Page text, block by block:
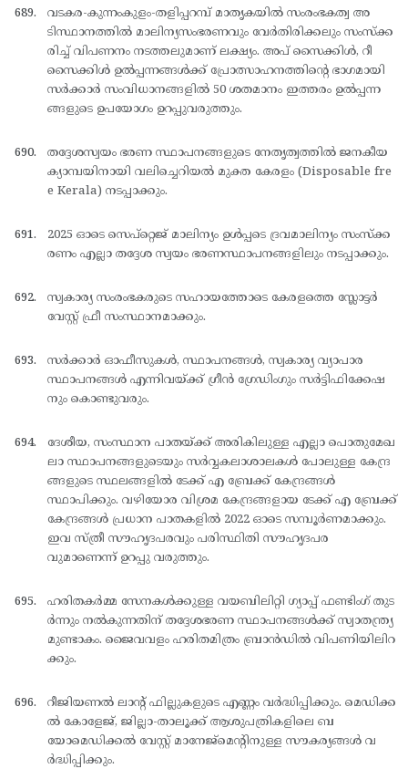
വടകര-കുന്നംകുളം-തളിപ്പറമ്പ് മാതൃകയില്‍ സംരംഭകത്വ അ
ടിസ്ഥാനത്തില്‍ മാലിന്യസംഭരണവും വേര്‍തിരിക്കലും സംസ്ക്ക
രിച്ച് വിപണനം നടത്തലുമാണ് ലക്ഷ്യം. അപ് സൈക്കിള്‍, റീ
സൈക്കിള്‍ ഉല്‍പ്പന്നങ്ങള്‍ക്ക് പ്രോത്സാഹനത്തിന്റെ ഭാഗമായി
സര്‍ക്കാര്‍ സംവിധാനങ്ങളില്‍ 50 ശതമാനം ഇത്തരം ഉല്‍പ്പന്ന
ങ്ങളുടെ ഉപയോഗം ഉറപ്പുവരുത്തും.
തദ്ദേശസ്വയം ഭരണ സ്ഥാപനങ്ങളുടെ നേതൃത്വത്തില്‍ ജനകീയ
ക്യാമ്പയിനായി വലിച്ചെറിയല്‍ മുക്ത കേരളം (Disposable fre
e Kerala) നടപ്പാക്കും.
2025 ഓടെ സെപ്റ്റെജ് മാലിന്യം ഉള്‍പ്പടെ ദ്രവമാലിന്യം സംസ്ക്ക
രണം എല്ലാ തദ്ദേശ സ്വയം ഭരണസ്ഥാപനങ്ങളിലും നടപ്പാക്കും.
സ്വകാര്യ സംരംഭകരുടെ സഹായത്തോടെ കേരളത്തെ സ്ലോട്ടര്‍
വേസ്റ്റ് ഫ്രീ സംസ്ഥാനമാക്കും.
സര്‍ക്കാര്‍ ഓഫീസുകള്‍, സ്ഥാപനങ്ങള്‍, സ്വകാര്യ വ്യാപാര
സ്ഥാപനങ്ങള്‍ എന്നിവയ്ക്ക് ഗ്രീന്‍ ഗ്രേഡിംഗും സര്‍ട്ടിഫിക്കേഷ
നും കൊണ്ടുവരും.
ദേശീയ, സംസ്ഥാന പാതയ്ക്ക് അരികിലുള്ള എല്ലാ പൊതുമേഖ
ലാ സ്ഥാപനങ്ങളുടെയും സര്‍വ്വകലാശാലകള്‍ പോലുള്ള കേന്ദ്ര
ങ്ങളുടെ സ്ഥലങ്ങളില്‍ ടേക്ക് എ ബ്രേക്ക് കേന്ദ്രങ്ങള്‍
സ്ഥാപിക്കും. വഴിയോര വിശ്രമ കേന്ദ്രങ്ങളായ ടേക്ക് എ ബ്രേക്ക്
കേന്ദ്രങ്ങള്‍ പ്രധാന പാതകളില്‍ 2022 ഓടെ സമ്പൂര്‍ണമാക്കും.
ഇവ സ്ത്രീ സൗഹൃദപരവും പരിസ്ഥിതി സൗഹൃദപര
വുമാണെന്ന് ഉറപ്പു വരുത്തും.
ഹരിതകര്‍മ്മ സേനകള്‍ക്കുള്ള വയബിലിറ്റി ഗ്യാപ്പ് ഫണ്ടിംഗ് തുട
ര്‍ന്നും നല്‍കുന്നതിന് തദ്ദേശഭരണ സ്ഥാപനങ്ങള്‍ക്ക് സ്വാതന്ത്ര്യ
മുണ്ടാകം. ജൈവവളം ഹരിതമിത്രം ബ്രാന്‍ഡില്‍ വിപണിയിലിറ
ക്കും.
റീജിയണല്‍ ലാന്റ് ഫില്ലുകളുടെ എണ്ണം വര്‍ദ്ധിപ്പിക്കും. മെഡിക്ക
ല്‍ കോളേജ്, ജില്ലാ-താലൂക്ക് ആശുപത്രികളിലെ ബ
യോമെഡിക്കല്‍ വേസ്റ്റ് മാനേജ്മെന്റിനുള്ള സൗകര്യങ്ങള്‍ വ
ര്‍ദ്ധിപ്പിക്കും.